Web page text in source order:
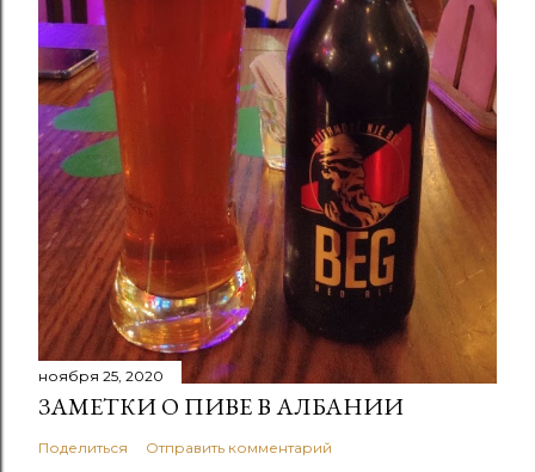
ноября 25, 2020
ЗАМЕТКИ О ПИВЕ В АЛБАНИИ
Поделиться Отправить комментарий